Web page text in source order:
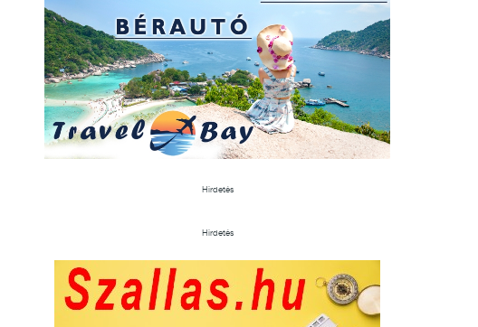
Hirdetés
Hirdetés